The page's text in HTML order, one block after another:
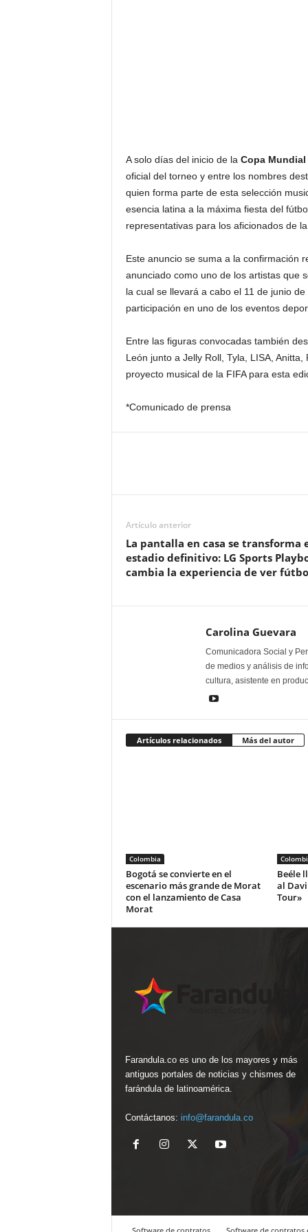
A solo días del inicio de la Copa
oficial del torneo y entre los nombres
quien forma parte de esta selección
esencia latina a la máxima fiesta del
representativas para los aficionados de la
Este anuncio se suma a la confirmación
anunciado como uno de los artistas que
la cual se llevará a cabo el 11 de junio
participación en uno de los eventos
Entre las figuras convocadas también
León junto a Jelly Roll, Tyla, LISA,
proyecto musical de la FIFA para esta
*Comunicado de prensa
Artículo anterior
La pantalla en casa se transforma
estadio definitivo: LG Sports
cambia la experiencia de ver
Carolina Guevara
Comunicadora Social y
de medios y análisis de
cultura, asistente en
Artículos relacionados Más del autor
Colombia
Bogotá se convierte en el
escenario más grande de Morat
con el lanzamiento de Casa
Morat
Beéle
al
Tour»
Farandula.co es uno de los mayores y más
antiguos portales de noticias y chismes de
farándula de latinoamérica.
Contáctanos: info@farandula.co